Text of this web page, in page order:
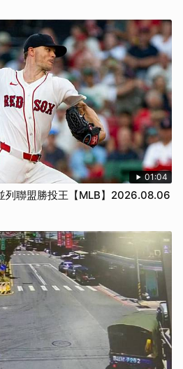
01:04
列聯盟勝投王【MLB】2026.08.06